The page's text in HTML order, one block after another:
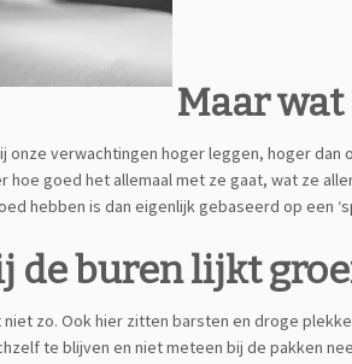
Maar wat
onze verwachtingen hoger leggen, hoger
hoe goed het allemaal met ze gaat, wat ze
hebben is dan eigenlijk gebaseerd op een
de buren lijkt
zo. Ook hier zitten barsten en droge
te blijven en niet meteen bij de pakken